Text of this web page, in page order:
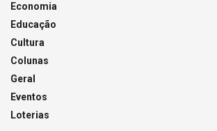
Economia
Educação
Cultura
Colunas
Geral
Eventos
Loterias